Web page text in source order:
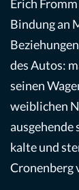
Erich
Bindung an
des Autos:
seinen
weiblichen
kalte und
Cronenberg